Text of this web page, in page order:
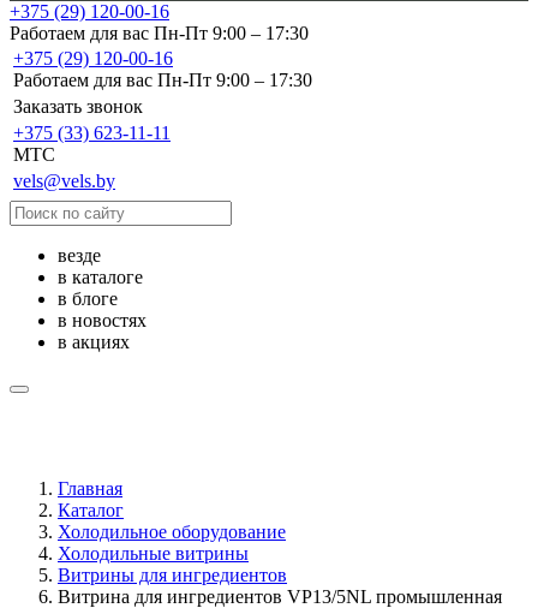
+375 (29) 120-00-16
Работаем для вас Пн-Пт 9:00 – 17:30
+375 (29) 120-00-16
Работаем для вас Пн-Пт 9:00 – 17:30
Заказать звонок
+375 (33) 623-11-11
MTC
vels@vels.by
везде
в каталоге
в блоге
в новостях
в акциях
Главная
Каталог
Холодильное оборудование
Холодильные витрины
Витрины для ингредиентов
Витрина для ингредиентов VP13/5NL промышленная